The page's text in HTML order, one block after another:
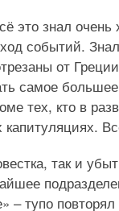
это знал
событий.
от
самое
тех, кто в
капитуляциях.
так и
– тупо